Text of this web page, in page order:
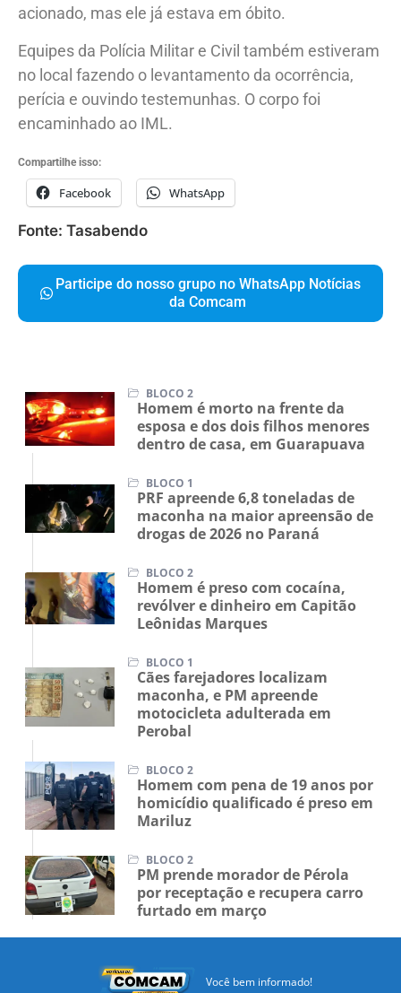
acionado, mas ele já estava em óbito.
Equipes da Polícia Militar e Civil também estiveram
no local fazendo o levantamento da ocorrência,
perícia e ouvindo testemunhas. O corpo foi
encaminhado ao IML.
Compartilhe isso:
Facebook WhatsApp
Fonte: Tasabendo
Participe do nosso grupo no WhatsApp Notícias
da Comcam
BLOCO 2
Homem é morto na frente da
esposa e dos dois filhos menores
dentro de casa, em Guarapuava
BLOCO 1
PRF apreende 6,8 toneladas de
maconha na maior apreensão de
drogas de 2026 no Paraná
BLOCO 2
Homem é preso com cocaína,
revólver e dinheiro em Capitão
Leônidas Marques
BLOCO 1
Cães farejadores localizam
maconha, e PM apreende
motocicleta adulterada em
Perobal
BLOCO 2
Homem com pena de 19 anos por
homicídio qualificado é preso em
Mariluz
BLOCO 2
PM prende morador de Pérola
por receptação e recupera carro
furtado em março
Você bem informado!